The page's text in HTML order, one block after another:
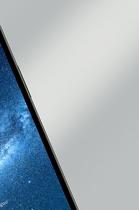
ルにてご案内致します。
名前やご住所に誤りがないかご
のメールアドレスまでご連絡くだ
お客様がご負担ください。
確認後の発送となります。
ご連絡致します。
セルは承っておりません。
させて頂いております。（無償
をお願い致します。
ンセルとさせて頂きます。